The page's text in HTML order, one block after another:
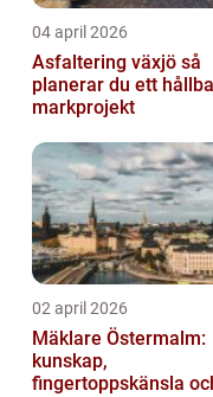
04 april 2026
Asfaltering växjö så
planerar du ett
markprojekt
02 april 2026
Mäklare Östermalm:
kunskap,
fingertoppskänsla